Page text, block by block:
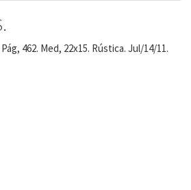
462. Med, 22x15. Rústica. Jul/14/11.